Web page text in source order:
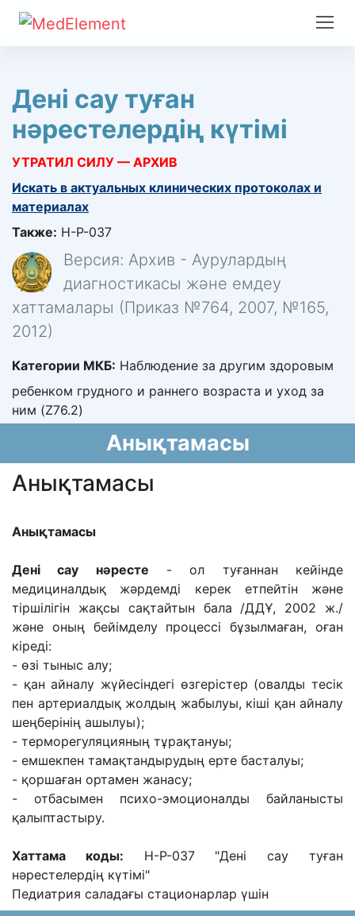
Дені сау туған
нəрестелердің күтімі
УТРАТИЛ СИЛУ — АРХИВ
Искать в актуальных клинических протоколах и
материалах
Также: H-P-037
Версия: Архив - Аурулардың
диагностикасы және емдеу
хаттамалары (Приказ №764, 2007, №165,
2012)
Категории МКБ: Наблюдение за другим здоровым
ребенком грудного и раннего возраста и уход за
ним (Z76.2)
Анықтамасы
Анықтамасы
Анықтамасы
Дені сау нəресте - ол туғаннан кейінде
медициналдық жəрдемді керек етпейтін жəне
тіршілігін жақсы сақтайтын бала /ДДҰ, 2002 ж./
жəне оның бейімделу процессі бұзылмаған, оған
кіреді:
- өзі тыныс алу;
- қан айналу жүйесіндегі өзгерістер (овалды тесік
пен артериалдық жолдың жабылуы, кіші қан айналу
шеңберінің ашылуы);
- терморегуляцияның тұрақтануы;
- емшекпен тамақтандырудың ерте басталуы;
- қоршаған ортамен жанасу;
- отбасымен психо-эмоционалды байланысты
қалыптастыру.
Хаттама коды: H-P-037 "Дені сау туған
нəрестелердің күтімі"
Педиатрия саладағы стационарлар үшін